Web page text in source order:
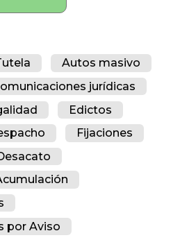
Autos masivo
jurídicas
Edictos
Fijaciones
por Aviso